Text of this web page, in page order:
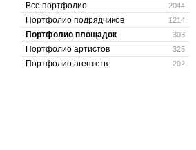
2044
Все портфолио
1214
Портфолио подрядчиков
303
Портфолио площадок
325
Портфолио артистов
202
Портфолио агентств